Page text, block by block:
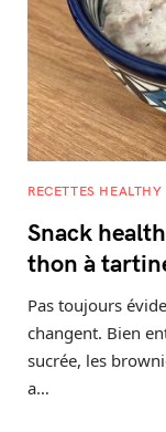
RECETTES HEALTHY
Snack
thon à
Pas toujours
changent. Bien
sucrée, les
a…